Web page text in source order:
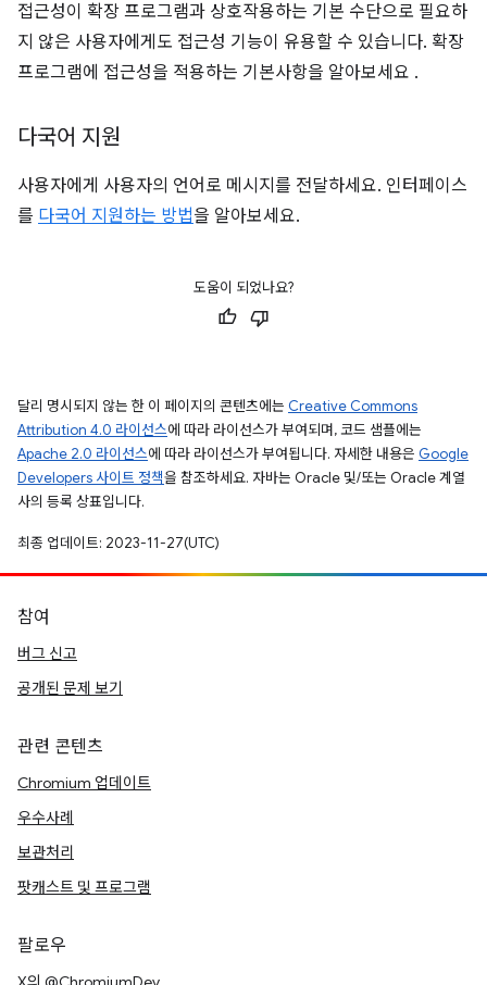
접근성이 확장 프로그램과 상호작용하는 기본 수단으로 필요하
지 않은 사용자에게도 접근성 기능이 유용할 수 있습니다. 확장
프로그램에 접근성을 적용하는 기본사항을 알아보세요 .
다국어 지원
사용자에게 사용자의 언어로 메시지를 전달하세요. 인터페이스
를 다국어 지원하는 방법을 알아보세요.
도움이 되었나요?
달리 명시되지 않는 한 이 페이지의 콘텐츠에는 Creative Commons
Attribution 4.0 라이선스에 따라 라이선스가 부여되며, 코드 샘플에는
Apache 2.0 라이선스에 따라 라이선스가 부여됩니다. 자세한 내용은 Google
Developers 사이트 정책을 참조하세요. 자바는 Oracle 및/또는 Oracle 계열
사의 등록 상표입니다.
최종 업데이트: 2023-11-27(UTC)
참여
버그 신고
공개된 문제 보기
관련 콘텐츠
Chromium 업데이트
우수사례
보관처리
팟캐스트 및 프로그램
팔로우